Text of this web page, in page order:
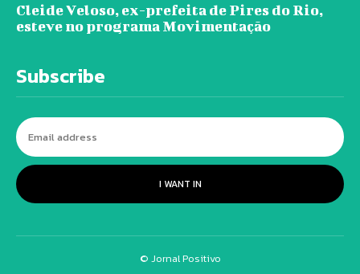
Cleide Veloso, ex-prefeita de Pires do Rio,
esteve no programa Movimentação
Subscribe
I WANT IN
© Jornal Positivo